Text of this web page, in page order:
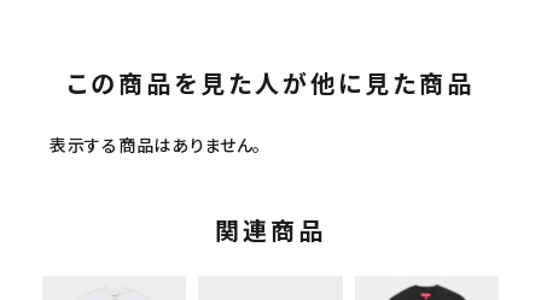
この商品を見た人が他に見た商品
表示する商品はありません。
関連商品